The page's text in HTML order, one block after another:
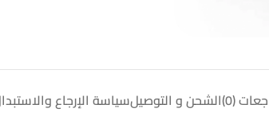
(0) الشحن و التوصيلسياسة الإرجاع